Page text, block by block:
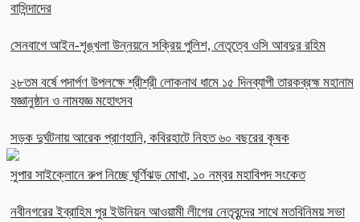
বাসিন্দাদের
সেনবাগে আইন-শৃঙ্খলা উন্নয়নে সক্রিয় পুলিশ, নেতৃত্বে ওসি আবদুর রহিম
২৮তম বর্ষে পদার্পণ উপলক্ষে শ্রীশ্রী লোকনাথ ধামে ১৫ দিনব্যাপী তারকব্রহ্ম মহানাম
যজ্ঞানুষ্ঠান ও নামযজ্ঞ মহোৎসব
সড়ক দুর্ঘটনায় আরেক প্রাণহানি, কবিরহাটে নিহত ৬০ বছরের কৃষক
সুপার সাইক্লোনে রুপ নিচ্ছে ঘূর্ণিঝড় মোখা, ১০ নম্বর মহাবিপদ সংকেত
নবীনগরের ইব্রাহিম পুর ইউনিয়ন আওয়ামী লীগের নেতৃবৃন্দের সাথে মতবিনিময় সভা